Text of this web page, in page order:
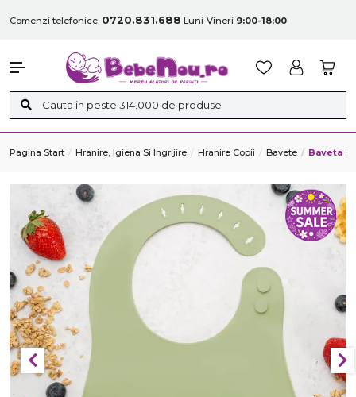
Comenzi telefonice: 0720.831.688 Luni-Vineri 9:00-18:00
Pagina Start Hranire, Igiena Si Ingrijire Hranire Copii Bavete Baveta